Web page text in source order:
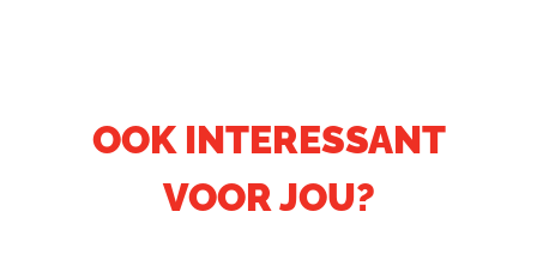
OOK INTERESSANT
VOOR JOU?